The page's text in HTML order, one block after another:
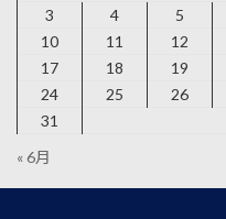
3
4 5
10
11 12
17
18 19
24
25 26
31
« 6月